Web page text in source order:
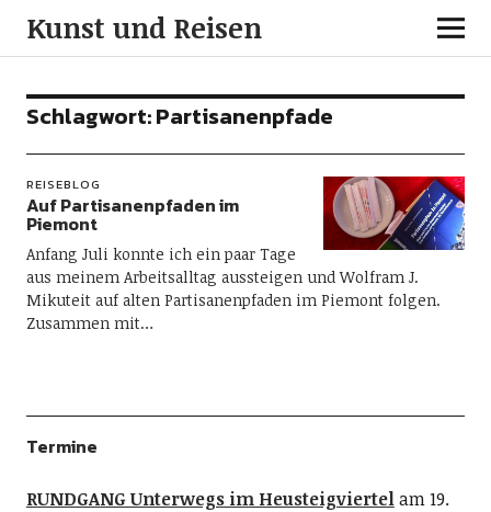
Kunst und Reisen
Schlagwort:Partisanenpfade
REISEBLOG
Auf Partisanenpfaden im
Piemont
Anfang Juli konnte ich ein paar Tage
aus meinem Arbeitsalltag aussteigen und Wolfram J.
Mikuteit auf alten Partisanenpfaden im Piemont folgen.
Zusammen mit…
Termine
RUNDGANG Unterwegs im Heusteigviertelam 19.